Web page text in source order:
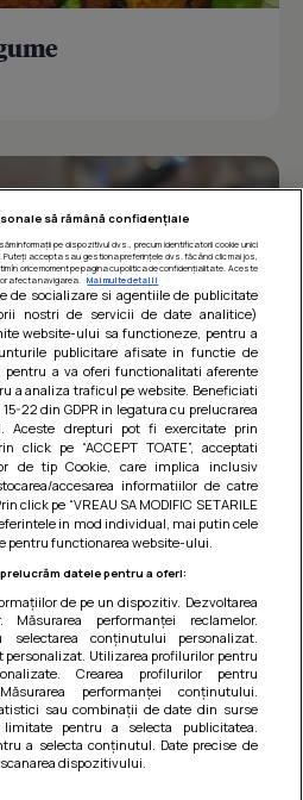
cu arpagic rosu
să rămână confidențiale
informații pe dispozitivul dvs., precum identificatorii cookie unici
accepta sau gestiona preferințele dvs. făcând clic mai jos,
în orice moment pe pagina cu politica de confidențialitate. Aceste
afecta navigarea.
Mai multe detalii
de socializare si agentiile de publicitate
nostri de servicii de date analitice)
website-ului sa functioneze, pentru a
publicitare afisate in functie de
a va oferi functionalitati aferente
a analiza traficul pe website. Beneficiati
22 din GDPR in legatura cu prelucrarea
Aceste drepturi pot fi exercitate prin
click pe “ACCEPT TOATE”, acceptati
de tip Cookie, care implica inclusiv
accesarea informatiilor de catre
click pe “VREAU SA MODIFIC SETARILE
in mod individual, mai putin cele
pentru functionarea website-ului.
datele pentru a oferi:
de pe un dispozitiv. Dezvoltarea
performanței reclamelor.
conținutului personalizat.
personalizat. Utilizarea profilurilor pentru
Crearea profilurilor pentru
performanței conținutului.
sau combinații de date din surse
pentru a selecta publicitatea.
a selecta conținutul. Date precise de
dispozitivului.